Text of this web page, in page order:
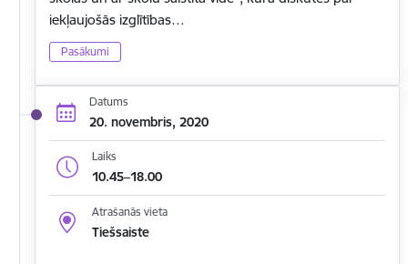
iekļaujošās izglītības…
Pasākumi
Datums
20. novembris, 2020
Laiks
10.45–18.00
Atrašanās vieta
Tiešsaiste